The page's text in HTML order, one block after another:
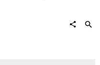
share search